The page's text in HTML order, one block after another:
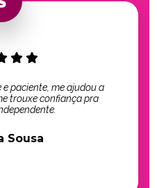
paciente, me ajudou a
trouxe confiança pra
Sousa